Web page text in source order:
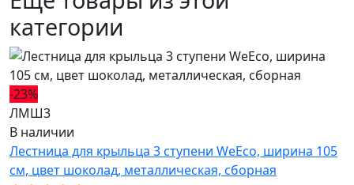
категории
-23%
ЛМШ3
В наличии
Лестница для крыльца 3 ступени WeEco, ширина 105
см, цвет шоколад, металлическая, cборная